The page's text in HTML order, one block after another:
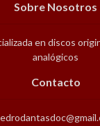
Sobre Nosotros
en discos
analógicos
Contacto